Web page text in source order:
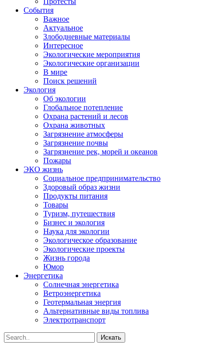
События
Важное
Актуальное
Злободневные материалы
Интересное
Экологические мероприятия
Экологические организации
В мире
Поиск решений
Экология
Об экологии
Глобальное потепление
Охрана растений и лесов
Охрана животных
Загрязнение атмосферы
Загрязнение почвы
Загрязнение рек, морей и океанов
Пожары
ЭКО жизнь
Социальное предпринимательство
Здоровый образ жизни
Продукты питания
Товары
Туризм, путешествия
Бизнес и экология
Наука для экологии
Экологическое образование
Экологические проекты
Жизнь города
Юмор
Энергетика
Солнечная энергетика
Ветроэнергетика
Геотермальная энергия
Альтернативные виды топлива
Электротранспорт